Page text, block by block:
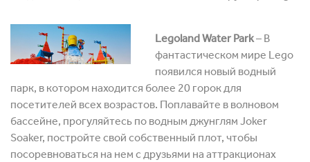
Legoland Water Park– В
фантастическом мире Lego
появился новый водный
парк, в котором находится более 20 горок для
посетителей всех возрастов. Поплавайте в волновом
бассейне, прогуляйтесь по водным джунглям Joker
Soaker, постройте свой собственный плот, чтобы
посоревноваться на нем с друзьями на аттракционах